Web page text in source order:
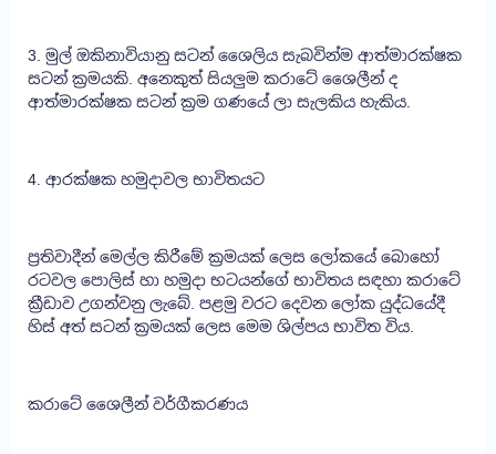
3. මුල් ඔකිනාවියානු සටන් ශෛලිය සැබවින්ම ආත්මාරක්ෂක
සටන් ක්‍රමයකි. අනෙකුත් සියලුම කරාටේ ශෛලීන් ද
ආත්මාරක්ෂක සටන් ක්‍රම ගණයේ ලා සැලකිය හැකිය.
4. ආරක්ෂක හමුදාවල භාවිතයට
ප්‍රතිවාදීන් මෙල්ල කිරීමේ ක්‍රමයක් ලෙස ලෝකයේ බොහෝ
රටවල පොලිස් හා හමුදා භටයන්ගේ භාවිතය සඳහා කරාටේ
ක්‍රීඩාව උගන්වනු ලැබේ. පළමු වරට දෙවන ලෝක යුද්ධයේදී
හිස් අත් සටන් ක්‍රමයක් ලෙස මෙම ශිල්පය භාවිත විය.
කරාටේ ශෛලීන් වර්ගීකරණය